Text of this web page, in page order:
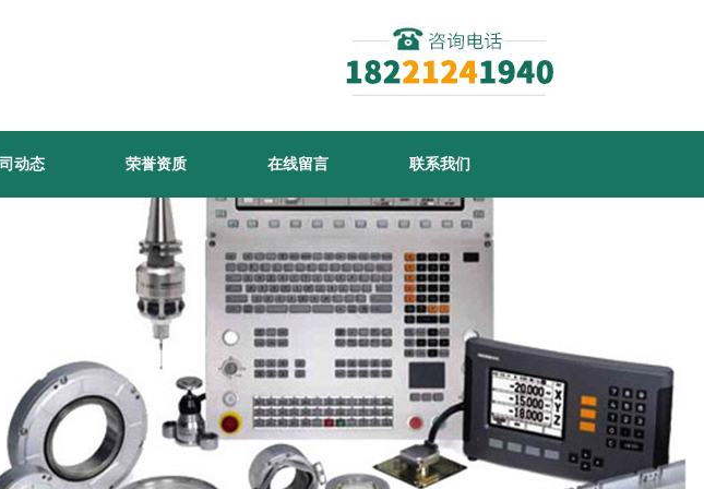
动态 荣誉资质 在线留言 联系我们